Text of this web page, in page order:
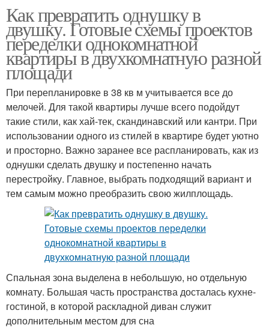
Как превратить однушку в
двушку. Готовые схемы проектов
переделки однокомнатной
квартиры в двухкомнатную разной
площади
При перепланировке в 38 кв м учитывается все до
мелочей. Для такой квартиры лучше всего подойдут
такие стили, как хай-тек, скандинавский или кантри. При
использовании одного из стилей в квартире будет уютно
и просторно. Важно заранее все распланировать, как из
однушки сделать двушку и постепенно начать
перестройку. Главное, выбрать подходящий вариант и
тем самым можно преобразить свою жилплощадь.
Спальная зона выделена в небольшую, но отдельную
комнату. Большая часть пространства досталась кухне-
гостиной, в которой раскладной диван служит
дополнительным местом для сна